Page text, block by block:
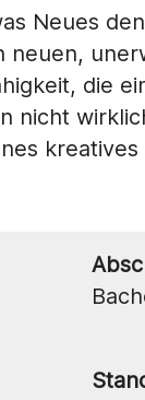
Neues
neuen,
die
nicht